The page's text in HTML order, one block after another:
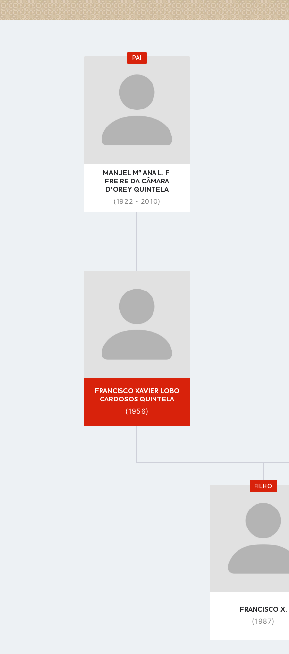
PAI
Go
profile
page
MANUEL Mª ANA L. F.
FREIRE DA CÂMARA
D'OREY QUINTELA
(1922 - 2010)
profile
page
FRANCISCO XAVIER LOBO
CARDOSOS QUINTELA
(1956)
FILHO
Go
profile
page
FRANCISCO X.
(1987)